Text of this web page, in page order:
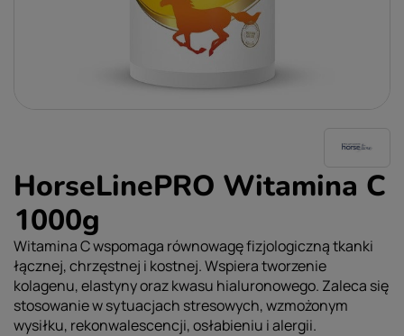
HorseLinePRO Witamina C
1000g
Witamina C wspomaga równowagę fizjologiczną tkanki
łącznej, chrzęstnej i kostnej. Wspiera tworzenie
kolagenu, elastyny oraz kwasu hialuronowego. Zaleca się
stosowanie w sytuacjach stresowych, wzmożonym
wysiłku, rekonwalescencji, osłabieniu i alergii.